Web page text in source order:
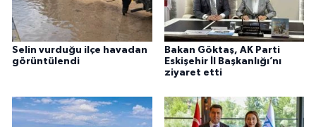
Selin vurduğu ilçe havadan
görüntülendi
Bakan Göktaş, AK Parti
Eskişehir İl Başkanlığı’nı
ziyaret etti